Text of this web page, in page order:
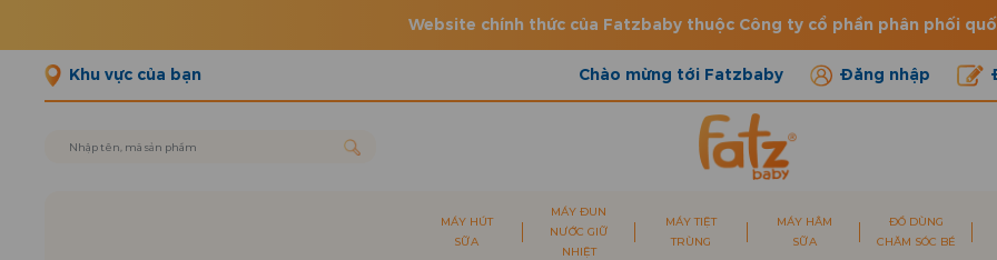
Website chính thức của Fatzbaby thuộc Công ty cổ phần phân phối
Khu vực của bạn Chào mừng tới Fatzbaby Đăng nhập
MÁY HÚT
SỮA
MÁY ĐUN
NƯỚC GIỮ
NHIỆT
MÁY TIỆT
TRÙNG
MÁY HÂM
SỮA
ĐỒ DÙNG
CHĂM SÓC BÉ